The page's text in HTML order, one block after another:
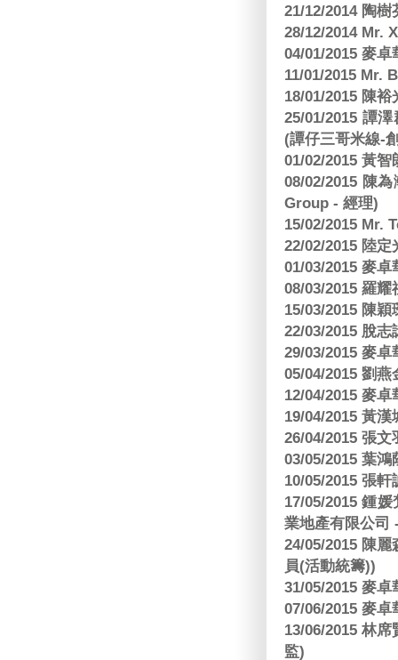
21/12/2014 陶
28/12/2014 Mr.
04/01/2015 麥
11/01/2015 Mr.
18/01/2015 陳
25/01/2015 譚
(譚仔三哥米線-
01/02/2015 黃
08/02/2015 陳
Group - 經理)
15/02/2015 Mr.
22/02/2015 陸
01/03/2015 麥
08/03/2015 羅
15/03/2015 陳
22/03/2015 脫
29/03/2015 麥
05/04/2015 劉
12/04/2015 麥
19/04/2015 黃
26/04/2015 張
03/05/2015 葉
10/05/2015 張
17/05/2015 鍾
業地產有限公司
24/05/2015 陳
員(活動統籌))
31/05/2015 麥
07/06/2015 麥
13/06/2015 林
監)